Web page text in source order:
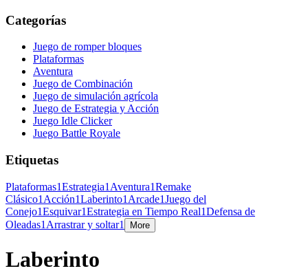
Categorías
Juego de romper bloques
Plataformas
Aventura
Juego de Combinación
Juego de simulación agrícola
Juego de Estrategia y Acción
Juego Idle Clicker
Juego Battle Royale
Etiquetas
Plataformas1Estrategia1 Aventura1Remake
Clásico1 Acción1Laberinto1 Arcade1Juego del
Conejo1Esquivar1Estrategia en Tiempo Real1Defensa de
Oleadas1 Arrastrar y soltar1 More
Laberinto